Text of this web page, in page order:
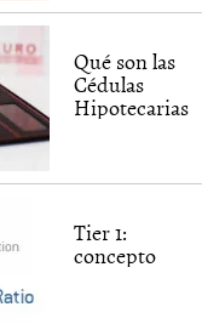
Qué son las
Cédulas
Hipotecarias
Tier 1:
concepto